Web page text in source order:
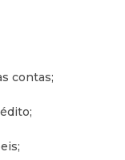
contas;